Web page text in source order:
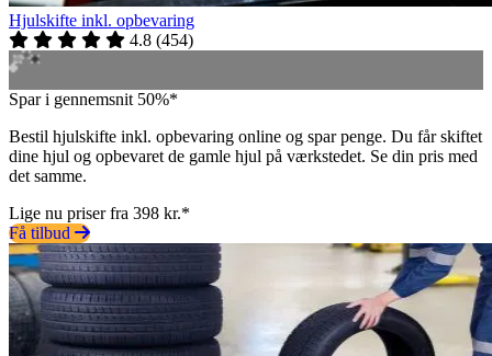
Hjulskifte inkl. opbevaring
4.8 (454)
Spar i gennemsnit 50%*
Bestil hjulskifte inkl. opbevaring online og spar penge. Du får skiftet
dine hjul og opbevaret de gamle hjul på værkstedet. Se din pris med
det samme.
Lige nu priser fra 398 kr.*
Få tilbud